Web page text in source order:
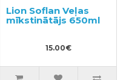
Lion Soflan Veļas
mīkstinātājs 650ml
15.00€